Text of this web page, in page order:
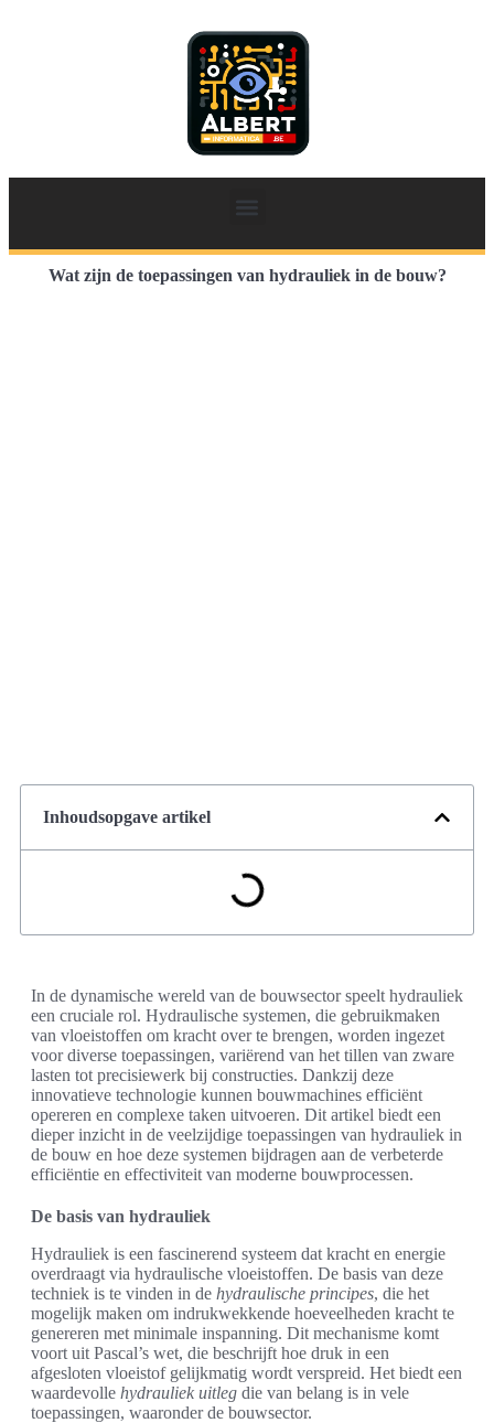
Wat zijn de toepassingen van hydrauliek in de bouw?
Inhoudsopgave artikel
In de dynamische wereld van de bouwsector speelt hydrauliek
een cruciale rol. Hydraulische systemen, die gebruikmaken
van vloeistoffen om kracht over te brengen, worden ingezet
voor diverse toepassingen, variërend van het tillen van zware
lasten tot precisiewerk bij constructies. Dankzij deze
innovatieve technologie kunnen bouwmachines efficiënt
opereren en complexe taken uitvoeren. Dit artikel biedt een
dieper inzicht in de veelzijdige toepassingen van hydrauliek in
de bouw en hoe deze systemen bijdragen aan de verbeterde
efficiëntie en effectiviteit van moderne bouwprocessen.
De basis van hydrauliek
Hydrauliek is een fascinerend systeem dat kracht en energie
overdraagt via hydraulische vloeistoffen. De basis van deze
techniek is te vinden in de hydraulische principes, die het
mogelijk maken om indrukwekkende hoeveelheden kracht te
genereren met minimale inspanning. Dit mechanisme komt
voort uit Pascal’s wet, die beschrijft hoe druk in een
afgesloten vloeistof gelijkmatig wordt verspreid. Het biedt een
waardevolle hydrauliek uitleg die van belang is in vele
toepassingen, waaronder de bouwsector.